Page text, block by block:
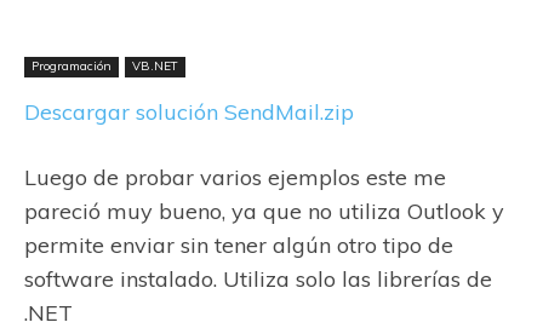
Programación VB.NET
Descargar solución SendMail.zip
Luego de probar varios ejemplos este me
pareció muy bueno, ya que no utiliza Outlook y
permite enviar sin tener algún otro tipo de
software instalado. Utiliza solo las librerías de
.NET